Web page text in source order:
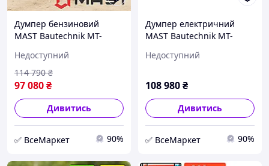
Думпер бензиновий
MAST Bautechnik MT-
бензотачка будівельна
тачка з мотором
Недоступний
97 080₴
114 790 ₴
Дивитись
✅ ВсеМаркет 90%
Думпер електричний
MAST Bautechnik MT-
акумуляторна будівельна
Недоступний
108 980₴
Дивитись
✅ ВсеМаркет 90%